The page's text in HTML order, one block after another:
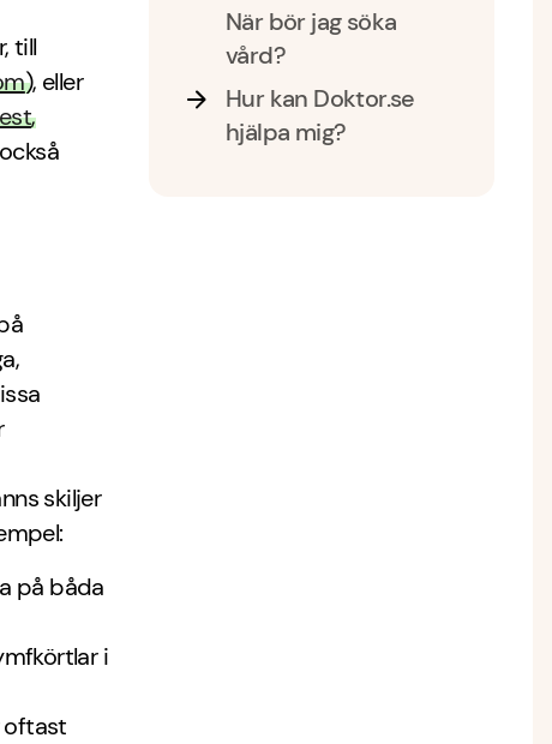
till
), eller
,
skiljer
på båda
i
oftast
När bör jag söka
vård?
Hur kan Doktor.se
hjälpa mig?